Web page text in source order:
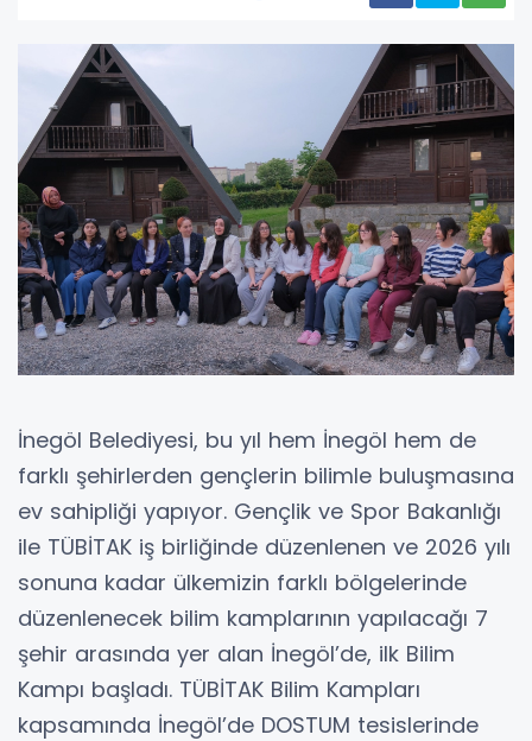
İnegöl Belediyesi, bu yıl hem İnegöl hem de
farklı şehirlerden gençlerin bilimle buluşmasına
ev sahipliği yapıyor. Gençlik ve Spor Bakanlığı
ile TÜBİTAK iş birliğinde düzenlenen ve 2026 yılı
sonuna kadar ülkemizin farklı bölgelerinde
düzenlenecek bilim kamplarının yapılacağı 7
şehir arasında yer alan İnegöl’de, ilk Bilim
Kampı başladı. TÜBİTAK Bilim Kampları
kapsamında İnegöl’de DOSTUM tesislerinde